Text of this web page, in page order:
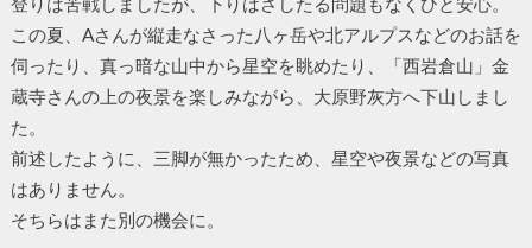
この夏、Aさんが縦走なさった八ヶ岳や北アルプスなどのお話を
伺ったり、真っ暗な山中から星空を眺めたり、「西岩倉山」金
蔵寺さんの上の夜景を楽しみながら、大原野灰方へ下山しまし
た。
前述したように、三脚が無かったため、星空や夜景などの写真
はありません。
そちらはまた別の機会に。